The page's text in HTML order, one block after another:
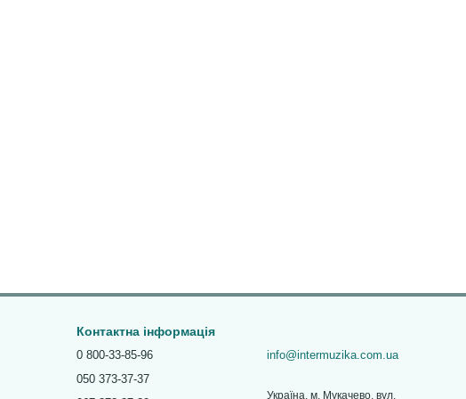
Контактна інформація
0 800-33-85-96
050 373-37-37
info@intermuzika.com.ua
Україна, м. Мукачево, вул.